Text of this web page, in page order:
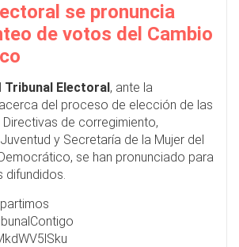
se pronuncia
de votos del Cambio
Tribunal Electoral, ante la
del proceso de elección de las
de corregimiento,
y Secretaría de la Mujer del
se han pronunciado para
difundidos.